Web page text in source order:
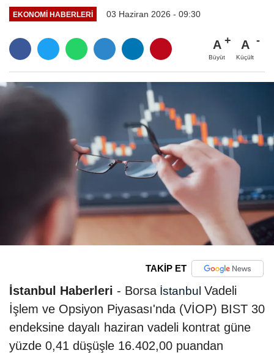
EKONOMI HABERLERI 03 Haziran 2026 - 09:30
A
Büyüt
A
Küçült
TAKİP ET
İstanbul Haberleri - Borsa İstanbul Vadeli
İşlem ve Opsiyon Piyasası'nda (VİOP) BIST 30
endeksine dayalı haziran vadeli kontrat güne
yüzde 0,41 düşüşle 16.402,00 puandan